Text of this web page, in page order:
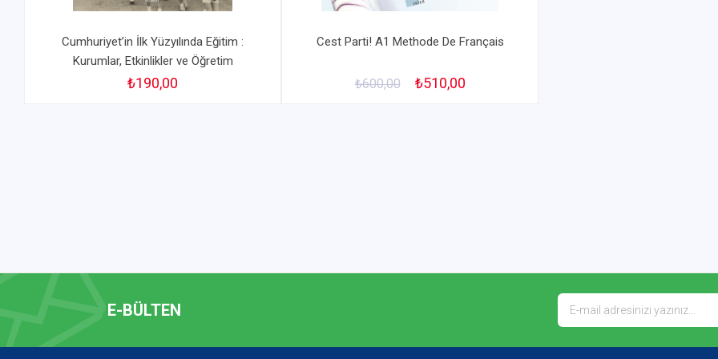
Cumhuriyet’in İlk Yüzyılında Eğitim :
Kurumlar, Etkinlikler ve Öğretim
₺190,00
Cest Parti! A1 Methode De Français
₺600,00 ₺510,00
E-BÜLTEN